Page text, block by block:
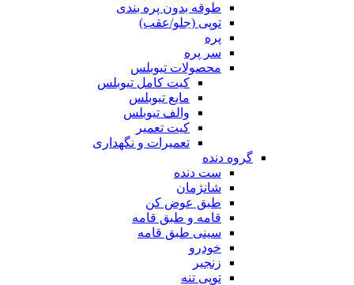
طوقه بدون پره بندی
توپی (جلو/عقب)
پره
سر پره
محصولات تیوبلس
کیت کامل تیوبلس
مایع تیوبلس
والف تیوبلس
کیت تعمیر
تعمیرات و نگهداری
گروه دنده
ست دنده
شانژمان
طبق عوض کن
قامه و طبق قامه
سینی طبق قامه
خودرو
زنجیر
توپی تنه